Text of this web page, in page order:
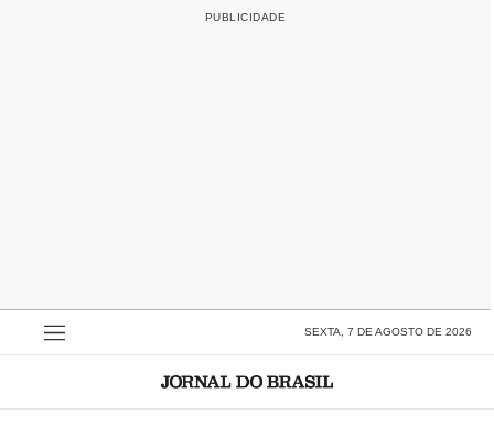
SEXTA, 7 DE AGOSTO DE 2026